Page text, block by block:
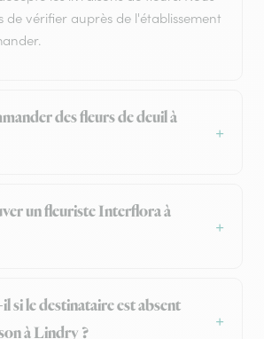
de vérifier auprès de l'établissement
des fleurs de deuil à
un fleuriste Interflora à
si le destinataire est absent
à Lindry ?